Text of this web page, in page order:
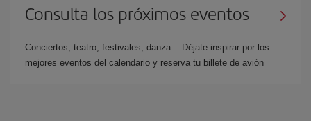
Consulta los próximos eventos
Conciertos, teatro, festivales, danza... Déjate inspirar por los
mejores eventos del calendario y reserva tu billete de avión